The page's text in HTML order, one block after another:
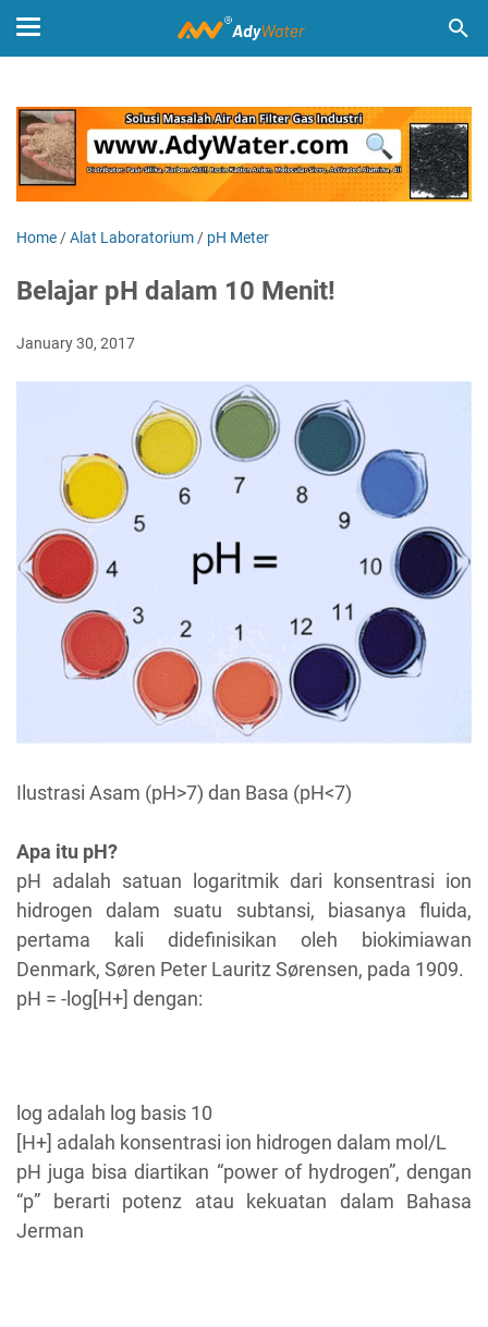
Home /Alat Laboratorium / pH Meter
Belajar pH dalam 10 Menit!
January 30, 2017
Ilustrasi Asam (pH>7) dan Basa (pH<7)
Apa itu pH?
pH adalah satuan logaritmik dari konsentrasi ion
hidrogen dalam suatu subtansi, biasanya fluida,
pertama kali didefinisikan oleh biokimiawan
Denmark, Søren Peter Lauritz Sørensen, pada 1909.
pH = -log[H+] dengan:
log adalah log basis 10
[H+] adalah konsentrasi ion hidrogen dalam mol/L
pH juga bisa diartikan “power of hydrogen”, dengan
“p” berarti potenz atau kekuatan dalam Bahasa
Jerman